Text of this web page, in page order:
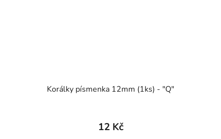
Korálky písmenka 12mm (1ks) - "Q"
12 Kč